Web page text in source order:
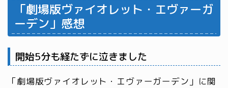
「劇場版ヴァイオレット・エヴァーガ
ーデン」感想
開始5分も経たずに泣きました
「劇場版ヴァイオレット・エヴァーガーデン」に関